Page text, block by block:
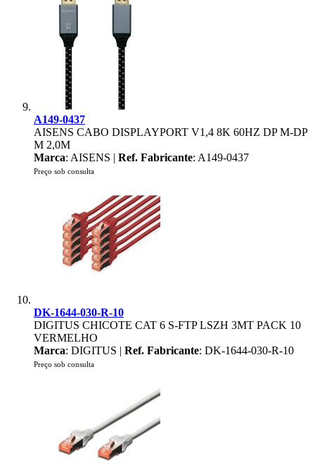
A149-0437
AISENS CABO DISPLAYPORT V1,4 8K 60HZ DP M-DP
M 2,0M
Marca: AISENS | Ref. Fabricante: A149-0437
Preço sob consulta
DK-1644-030-R-10
DIGITUS CHICOTE CAT 6 S-FTP LSZH 3MT PACK 10
VERMELHO
Marca: DIGITUS | Ref. Fabricante: DK-1644-030-R-10
Preço sob consulta